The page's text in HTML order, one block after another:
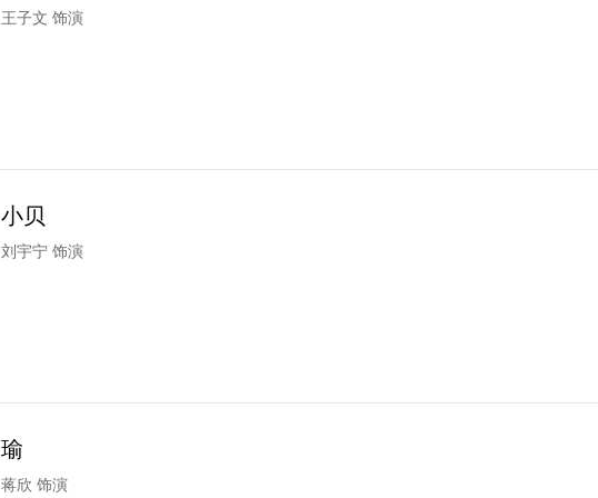
王子文 饰演
小贝
刘宇宁 饰演
瑜
蒋欣 饰演